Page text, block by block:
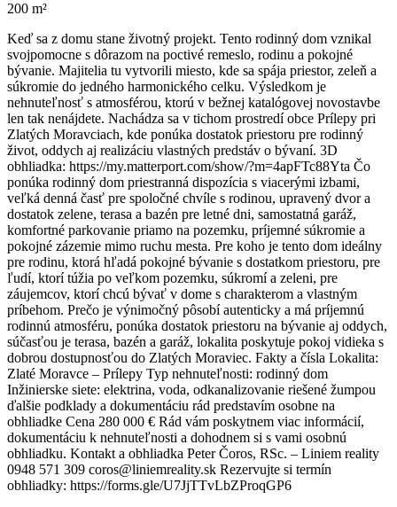
200 m²
Keď sa z domu stane životný projekt. Tento rodinný dom vznikal
svojpomocne s dôrazom na poctivé remeslo, rodinu a pokojné
bývanie. Majitelia tu vytvorili miesto, kde sa spája priestor, zeleň a
súkromie do jedného harmonického celku. Výsledkom je
nehnuteľnosť s atmosférou, ktorú v bežnej katalógovej novostavbe
len tak nenájdete. Nachádza sa v tichom prostredí obce Prílepy pri
Zlatých Moravciach, kde ponúka dostatok priestoru pre rodinný
život, oddych aj realizáciu vlastných predstáv o bývaní. 3D
obhliadka: https://my.matterport.com/show/?m=4apFTc88Yta Čo
ponúka rodinný dom priestranná dispozícia s viacerými izbami,
veľká denná časť pre spoločné chvíle s rodinou, upravený dvor a
dostatok zelene, terasa a bazén pre letné dni, samostatná garáž,
komfortné parkovanie priamo na pozemku, príjemné súkromie a
pokojné zázemie mimo ruchu mesta. Pre koho je tento dom ideálny
pre rodinu, ktorá hľadá pokojné bývanie s dostatkom priestoru, pre
ľudí, ktorí túžia po veľkom pozemku, súkromí a zeleni, pre
záujemcov, ktorí chcú bývať v dome s charakterom a vlastným
príbehom. Prečo je výnimočný pôsobí autenticky a má príjemnú
rodinnú atmosféru, ponúka dostatok priestoru na bývanie aj oddych,
súčasťou je terasa, bazén a garáž, lokalita poskytuje pokoj vidieka s
dobrou dostupnosťou do Zlatých Moraviec. Fakty a čísla Lokalita:
Zlaté Moravce – Prílepy Typ nehnuteľnosti: rodinný dom
Inžinierske siete: elektrina, voda, odkanalizovanie riešené žumpou
ďalšie podklady a dokumentáciu rád predstavím osobne na
obhliadke Cena 280 000 € Rád vám poskytnem viac informácií,
dokumentáciu k nehnuteľnosti a dohodnem si s vami osobnú
obhliadku. Kontakt a obhliadka Peter Čoros, RSc. – Liniem reality
0948 571 309 coros@liniemreality.sk Rezervujte si termín
obhliadky: https://forms.gle/U7JjTTvLbZProqGP6